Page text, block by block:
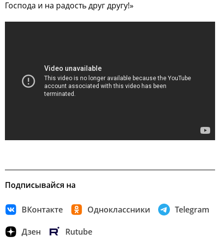
Господа и на радость друг другу!»
Подписывайся на
ВКонтакте Одноклассники Telegram
Дзен Rutube